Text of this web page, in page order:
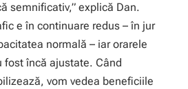
semnificativ,” explică Dan.
e în continuare redus – în jur
normală – iar orarele
fost încă ajustate. Când
vom vedea beneficiile